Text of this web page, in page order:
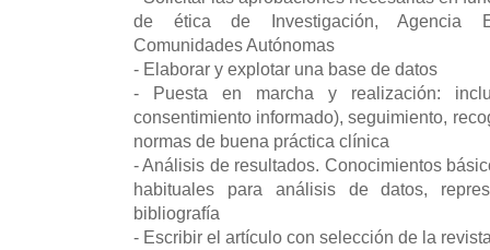
de ética de Investigación, Agencia
Comunidades Autónomas
- Elaborar y explotar una base de datos
- Puesta en marcha y realización:
consentimiento informado), seguimiento,
normas de buena práctica clínica
- Análisis de resultados. Conocimientos
habituales para análisis de datos,
bibliografía
- Escribir el artículo con selección de la